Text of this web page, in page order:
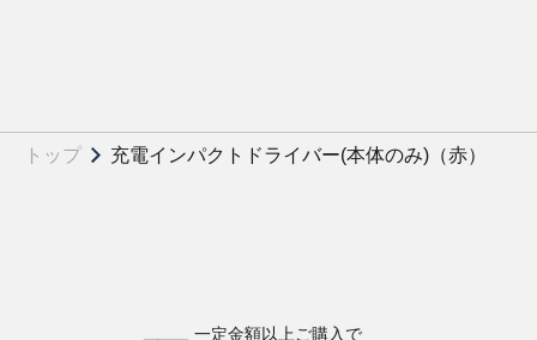
トップ 充電インパクトドライバー(本体のみ)（赤）
一定金額以上ご購入で